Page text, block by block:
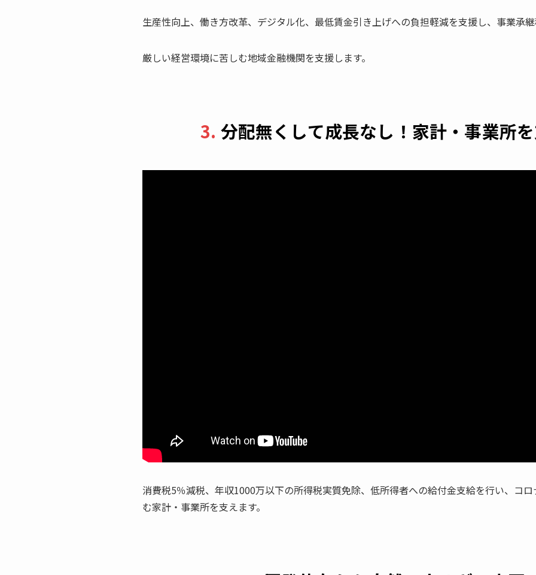
生産性向上、働き方改革、デジタル化、最低賃金引き上げへの負担軽減を支援し、事業承
厳しい経営環境に苦しむ地域金融機関を支援します。
3. 分配無くして成長なし！家計・事業所
消費税5％減税、年収1000万以下の所得税実質免除、低所得者への給付金支給を行い、コ
む家計・事業所を支えます。